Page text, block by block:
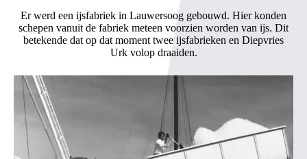
Er werd een ijsfabriek in Lauwersoog gebouwd. Hier konden
schepen vanuit de fabriek meteen voorzien worden van ijs. Dit
betekende dat op dat moment twee ijsfabrieken en Diepvries
Urk volop draaiden.